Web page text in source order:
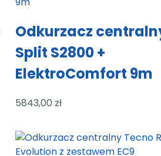
Odkurzacz
Split S2800 +
ElektroComfort 9m
5843,00 zł